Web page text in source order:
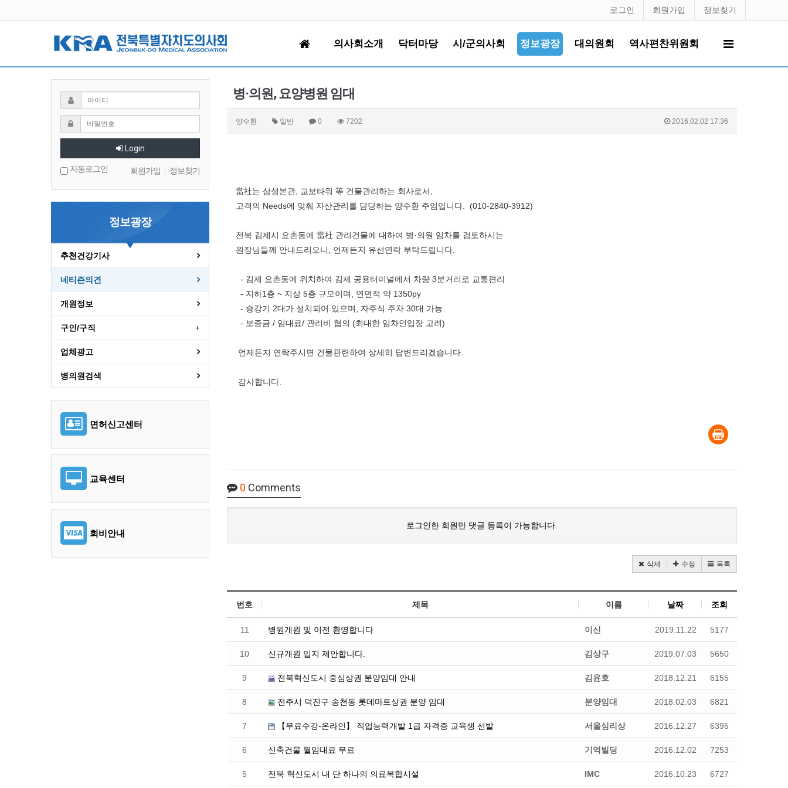
로그인 회원가입 정보찾기
의사회소개 닥터마당 시/군의사회 정보광장 대의원회 역사편찬위원회
병·의원, 요양병원 임대
양수환 일반 0 7202 2016.02.02 17:36
當社는 삼성본관, 교보타워 等 건물관리하는 회사로서,
고객의 Needs에 맞춰 자산관리를 담당하는 양수환 주임입니다. (010-2840-3912)
전북 김제시 요촌동에 當社 관리건물에 대하여 병·의원 임차를 검토하시는
원장님들께 안내드리오니, 언제든지 유선연락 부탁드립니다.
- 김제 요촌동에 위치하여 김제 공용터미널에서 차량 3분거리로 교통편리
- 지하1층 ~ 지상 5층 규모이며, 연면적 약 1350py
- 승강기 2대가 설치되어 있으며, 자주식 주차 30대 가능.
- 보증금 / 임대료/ 관리비 협의 (최대한 임차인입장 고려)
언제든지 연락주시면 건물관련하여 상세히 답변드리겠습니다.
감사합니다.
0 Comments
로그인한 회원만 댓글 등록이 가능합니다.
삭제 수정 목록
번호 제목 이름 날짜 조회
11 병원개원 및 이전 환영합니다 이신 2019.11.22 5177
10 신규개원 입지 제안합니다. 김상구 2019.07.03 5650
9 전북혁신도시 중심상권 분양임대 안내 김윤호 2018.12.21 6155
8 전주시 덕진구 송천동 롯데마트상권 분양 임대 분양임대 2018.02.03 6821
7 【무료수강-온라인】 직업능력개발 1급 자격증 교육생 선발 서울심리상 2016.12.27 6395
6 신축건물 월임대료 무료 기억빌딩 2016.12.02 7253
5 전북 혁신도시 내 단 하나의 의료복합시설 IMC 2016.10.23 6727
Login
자동로그인 회원가입 정보찾기
정보광장
추천건강기사
네티즌의견
개원정보
구인/구직
업체광고
병의원검색
면허신고센터
교육센터
회비안내